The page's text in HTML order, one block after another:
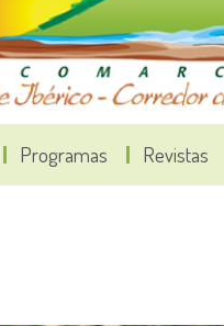
Programas Revistas